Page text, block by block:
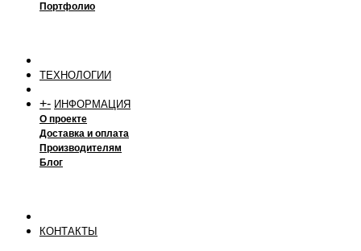
Портфолио
ТЕХНОЛОГИИ
+- ИНФОРМАЦИЯ
О проекте
Доставка и оплата
Производителям
Блог
КОНТАКТЫ